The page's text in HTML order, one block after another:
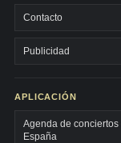
Contacto
Publicidad
APLICACIÓN
Agenda de conciertos
España